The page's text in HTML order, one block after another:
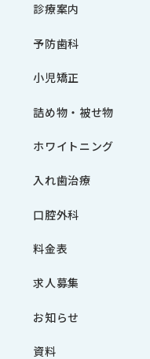
診療案内
予防歯科
小児矯正
詰め物・被せ物
ホワイトニング
入れ歯治療
口腔外科
料金表
求人募集
お知らせ
資料